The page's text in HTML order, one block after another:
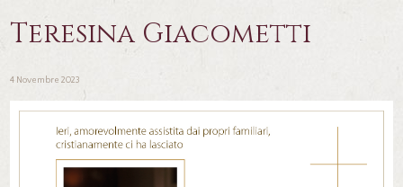
Teresina Giacometti
4 Novembre 2023